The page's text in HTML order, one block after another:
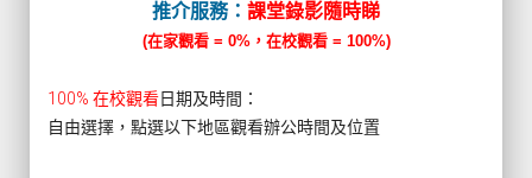
推介服務： 課堂錄影隨時睇
(在家觀看 = 0%，在校觀看 = 100%)
100% 在校觀看日期及時間：
自由選擇，點選以下地區觀看辦公時間及位置